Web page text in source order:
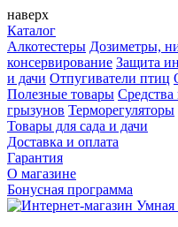
наверх
Каталог
Алкотестеры Дозиметры,
консервирование Защита
и дачи Отпугиватели птиц
Полезные товары
грызунов Терморегуляторы
Товары для сада и дачи
Доставка и оплата
Гарантия
О магазине
Бонусная программа